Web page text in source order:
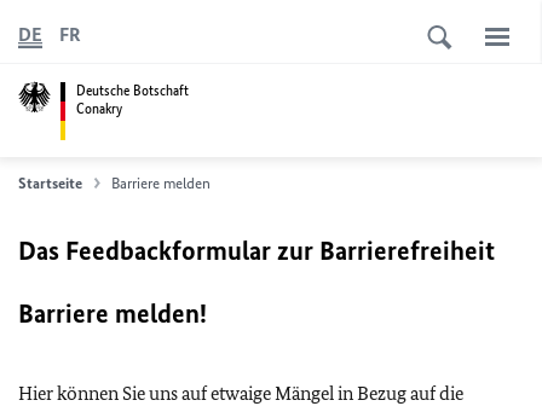
Deutsche Botschaft
Conakry
DE FR
Startseite Barriere melden
Das Feedbackformular zur Barrierefreiheit
Barriere melden!
Hier können Sie uns auf etwaige Mängel in Bezug auf die